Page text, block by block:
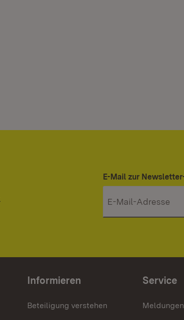
E-Mail zur
Informieren
Beteiligung verstehen
Service
Meldungen